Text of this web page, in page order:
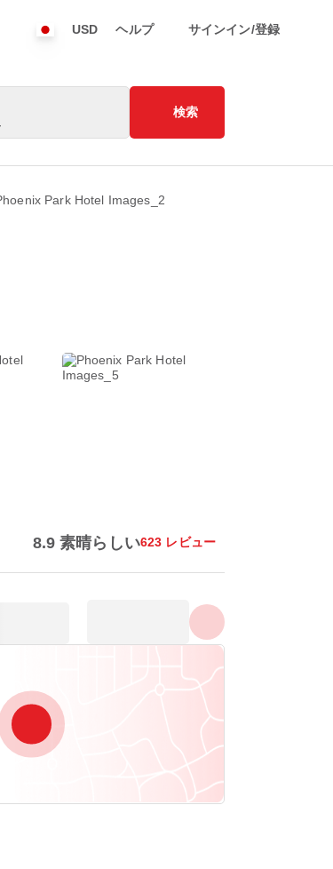
USD ヘルプ サインイン/登録
検索
8.9 素晴らしい623 レビュー